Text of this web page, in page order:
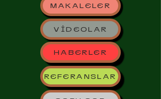
MAKALELER
VİDEOLAR
HABERLER
REFERANSLAR